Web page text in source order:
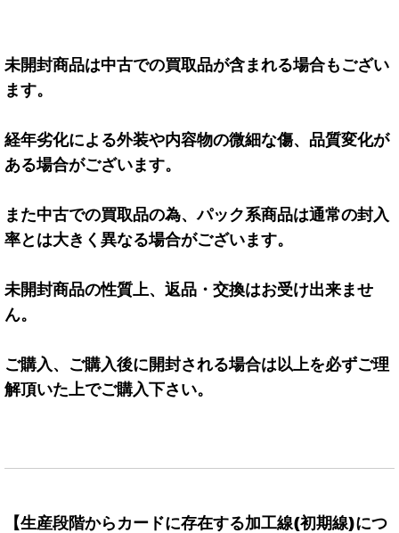
未開封商品は中古での買取品が含まれる場合もござい
ます。
経年劣化による外装や内容物の微細な傷、品質変化が
ある場合がございます。
また中古での買取品の為、パック系商品は通常の封入
率とは大きく異なる場合がございます。
未開封商品の性質上、返品・交換はお受け出来ませ
ん。
ご購入、ご購入後に開封される場合は以上を必ずご理
解頂いた上でご購入下さい。
【生産段階からカードに存在する加工線(初期線)につ